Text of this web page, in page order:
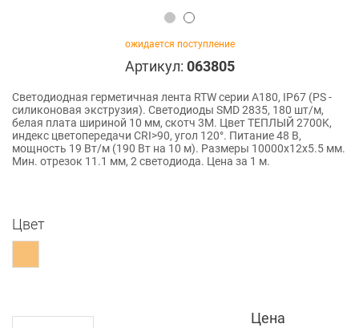
ожидается поступление
Артикул: 063805
Светодиодная герметичная лента RTW серии A180, IP67 (PS -
силиконовая экструзия). Светодиоды SMD 2835, 180 шт/м,
белая плата шириной 10 мм, скотч 3M. Цвет ТЕПЛЫЙ 2700K,
индекс цветопередачи CRI>90, угол 120°. Питание 48 В,
мощность 19 Вт/м (190 Вт на 10 м). Размеры 10000x12x5.5 мм.
Мин. отрезок 11.1 мм, 2 светодиода. Цена за 1 м.
Цвет
Цена